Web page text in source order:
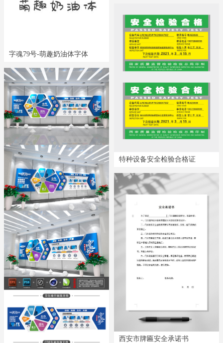
字魂79号-萌趣奶油体字体
特种设备安全检验合格证
西安市牌匾安全承诺书